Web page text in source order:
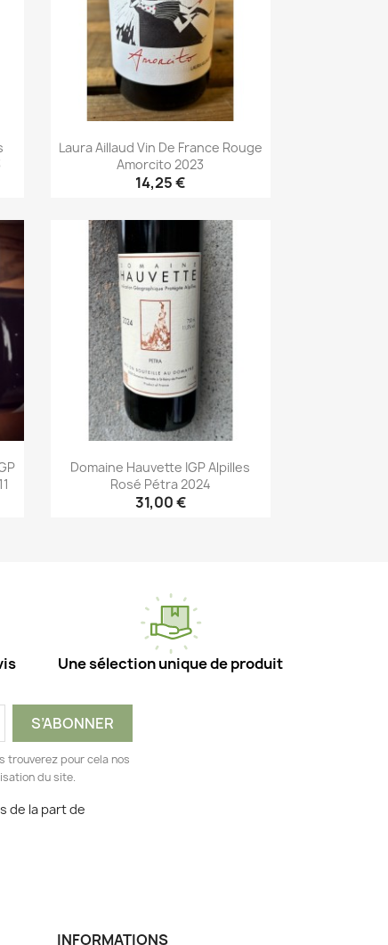
Laura Aillaud Vin De France Rouge
Amorcito 2023
14,25 €
Aperçu rapide
Domaine Hauvette IGP Alpilles
Rosé Pétra 2024
31,00 €
Une sélection unique de produit
trouverez pour cela nos
du site.
de la part de
INFORMATIONS